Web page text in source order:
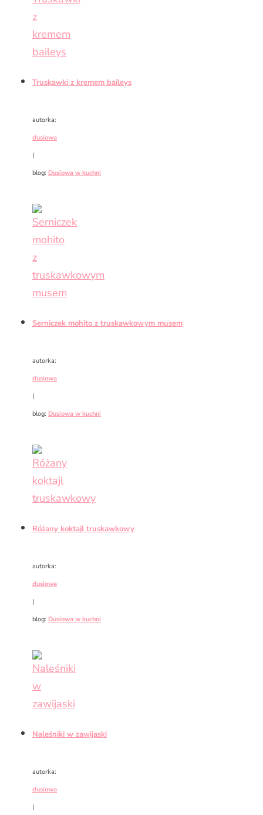
Truskawki z kremem baileys
autorka:
dusiowa
|
blog: Dusiowa w kuchni
Serniczek mohito z truskawkowym musem
autorka:
dusiowa
|
blog: Dusiowa w kuchni
Różany koktajl truskawkowy
autorka:
dusiowa
|
blog: Dusiowa w kuchni
Naleśniki w zawijaski
autorka:
dusiowa
|